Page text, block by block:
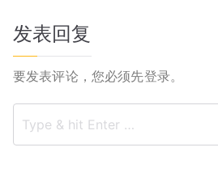
航
发表回复
要发表评论，您必须先登录。